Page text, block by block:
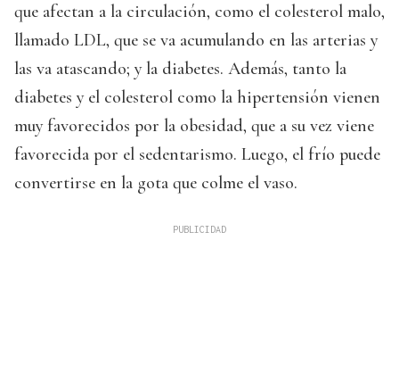
que afectan a la circulación, como el colesterol malo,
llamado LDL, que se va acumulando en las arterias y
las va atascando; y la diabetes. Además, tanto la
diabetes y el colesterol como la hipertensión vienen
muy favorecidos por la obesidad, que a su vez viene
favorecida por el sedentarismo. Luego, el frío puede
convertirse en la gota que colme el vaso.